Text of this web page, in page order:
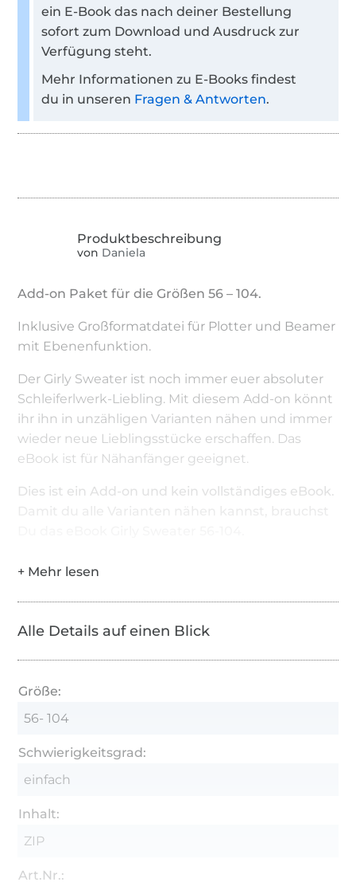
ein E-Book das nach deiner Bestellung
sofort zum Download und Ausdruck zur
Verfügung steht.
Mehr Informationen zu E-Books findest
du in unseren Fragen & Antworten.
von Daniela
Add-on Paket für die Größen 56 – 104.
Inklusive Großformatdatei für Plotter und Beamer
mit Ebenenfunktion.
Der Girly Sweater ist noch immer euer absoluter
Schleiferlwerk-Liebling. Mit diesem Add-on könnt
ihr ihn in unzähligen Varianten nähen und immer
wieder neue Lieblingsstücke erschaffen. Das
eBook ist für Nähanfänger geeignet.
Dies ist ein Add-on und kein vollständiges eBook.
Alle Details auf einen Blick
Größe:
56- 104
Schwierigkeitsgrad:
einfach
Inhalt:
ZIP
Art.Nr.: